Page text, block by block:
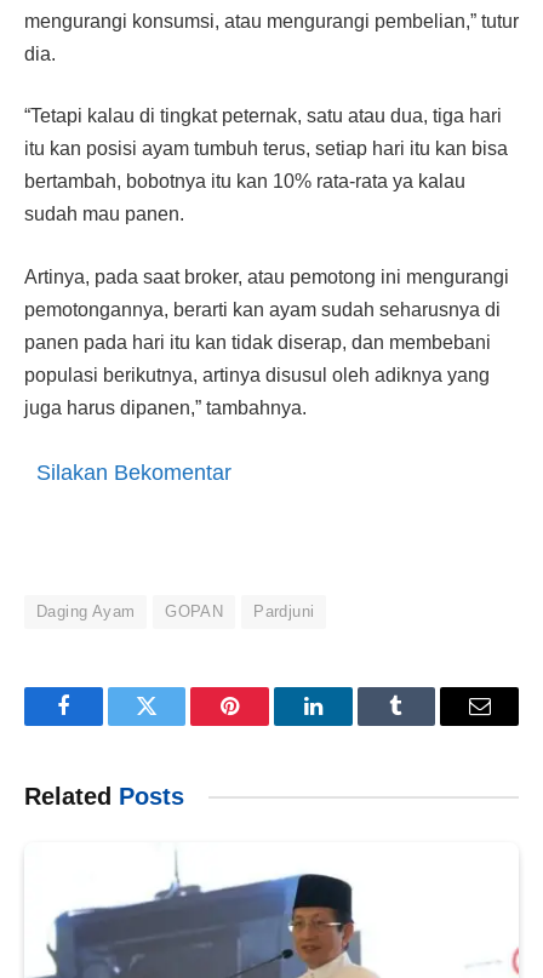
mengurangi konsumsi, atau mengurangi pembelian,” tutur
dia.
“Tetapi kalau di tingkat peternak, satu atau dua, tiga hari
itu kan posisi ayam tumbuh terus, setiap hari itu kan bisa
bertambah, bobotnya itu kan 10% rata-rata ya kalau
sudah mau panen.
Artinya, pada saat broker, atau pemotong ini mengurangi
pemotongannya, berarti kan ayam sudah seharusnya di
panen pada hari itu kan tidak diserap, dan membebani
populasi berikutnya, artinya disusul oleh adiknya yang
juga harus dipanen,” tambahnya.
Silakan Bekomentar
Daging Ayam GOPAN Pardjuni
FacebookTwitter Pinterest LinkedInTumblr Email
Related Posts